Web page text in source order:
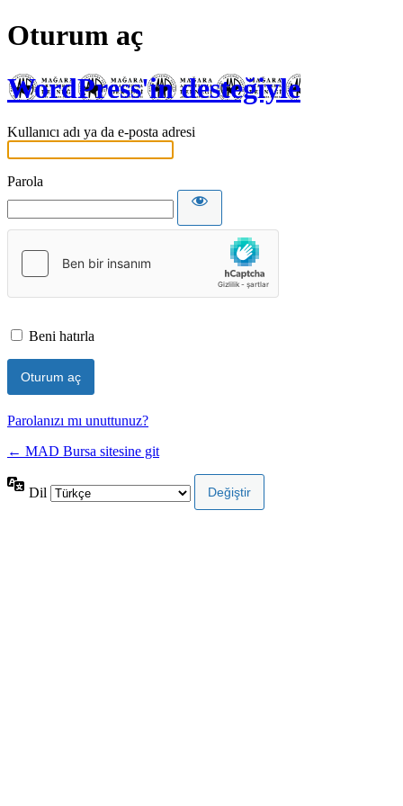
Oturum aç
WordPress'in desteğiyle
Kullanıcı adı ya da e-posta adresi
Parola
Beni hatırla
Parolanızı mı unuttunuz?
← MAD Bursa sitesine git
Dil